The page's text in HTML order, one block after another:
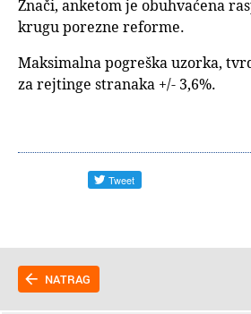
Znači, anketom je obuhvaćena
krugu porezne reforme.
Maksimalna pogreška uzorka,
za rejtinge stranaka +/- 3,6%.
NATRAG